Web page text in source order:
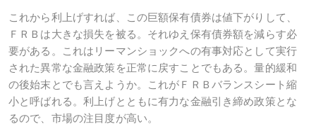
これから利上げすれば、この巨額保有債券は値下がりして、
ＦＲＢは大きな損失を被る。それゆえ保有債券額を減らす必
要がある。これはリーマンショックへの有事対応として実行
された異常な金融政策を正常に戻すことでもある。量的緩和
の後始末とでも言えようか。これがＦＲＢバランスシート縮
小と呼ばれる。利上げとともに有力な金融引き締め政策とな
るので、市場の注目度が高い。